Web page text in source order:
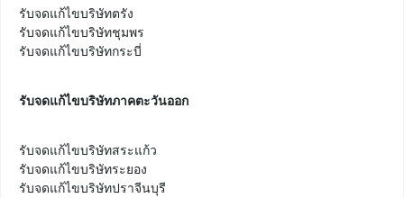
รับจดแก้ไขบริษัทตรัง
รับจดแก้ไขบริษัทชุมพร
รับจดแก้ไขบริษัทกระบี่
รับจดแก้ไขบริษัทภาคตะวันออก
รับจดแก้ไขบริษัทสระแก้ว
รับจดแก้ไขบริษัทระยอง
รับจดแก้ไขบริษัทปราจีนบุรี